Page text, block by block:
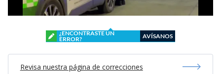
¿ENCONTRASTE UN
ERROR?
AVÍSANOS
Revisa nuestra página de correcciones